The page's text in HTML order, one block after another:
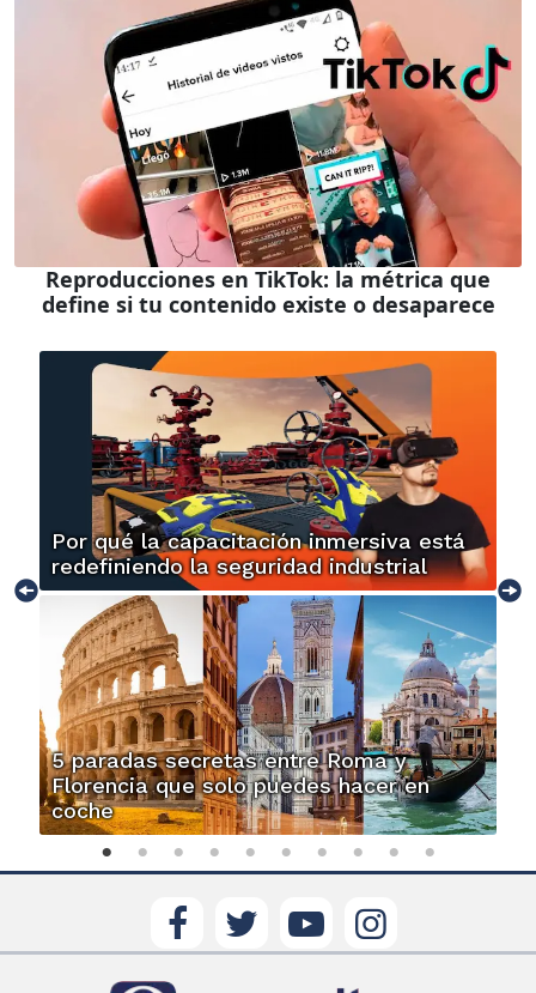
Reproducciones en TikTok: la métrica que
define si tu contenido existe o desaparece
Por qué la capacitación inmersiva está
redefiniendo la seguridad industrial
5 paradas secretas entre Roma y
Florencia que solo puedes hacer en
coche